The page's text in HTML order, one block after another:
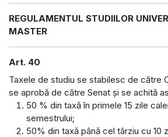
REGULAMENTUL STUDIILOR
MASTER
Art. 40
Taxele de studiu se stabilesc de către
se aprobă de către Senat şi se achită
50 % din taxă în primele 15 zile
semestrului;
50% din taxă până cel târziu cu 10